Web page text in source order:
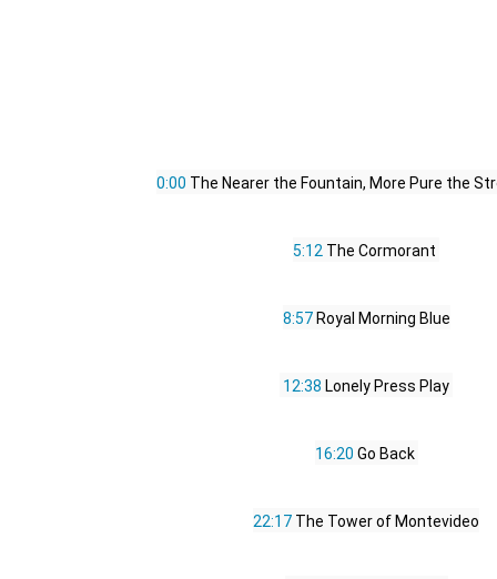
0:00 The Nearer the Fountain, More Pure the
5:12 The Cormorant
8:57 Royal Morning Blue
12:38 Lonely Press Play
16:20 Go Back
22:17 The Tower of Montevideo